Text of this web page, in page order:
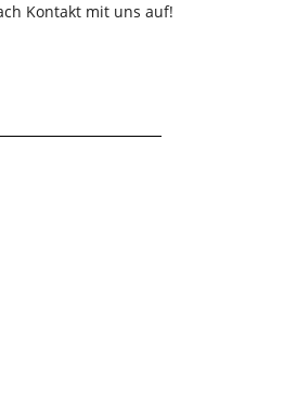
Kontakt mit uns auf!